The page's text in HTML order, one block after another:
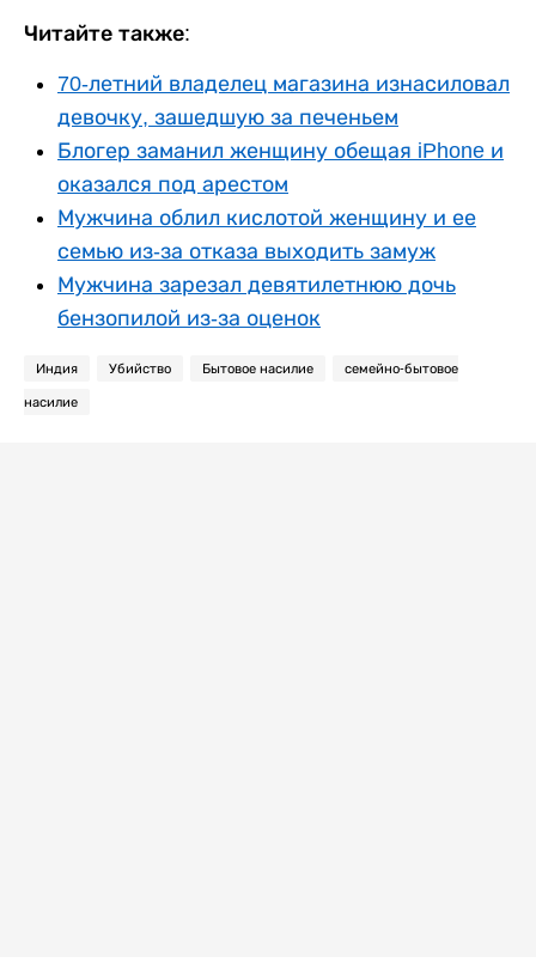
Читайте также:
70-летний владелец магазина изнасиловал
девочку, зашедшую за печеньем
Блогер заманил женщину обещая iPhone и
оказался под арестом
Мужчина облил кислотой женщину и ее
семью из-за отказа выходить замуж
Мужчина зарезал девятилетнюю дочь
бензопилой из-за оценок
Индия Убийство Бытовое насилие семейно-бытовое
насилие